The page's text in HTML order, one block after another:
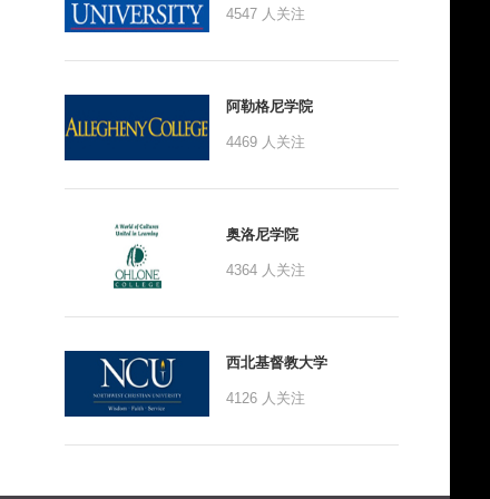
4547 人关注
阿勒格尼学院
4469 人关注
奥洛尼学院
4364 人关注
西北基督教大学
4126 人关注